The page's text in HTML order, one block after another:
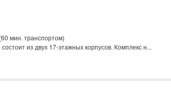
мин. транспортом)
из двух 17-этажных корпусов. Комплекс н...